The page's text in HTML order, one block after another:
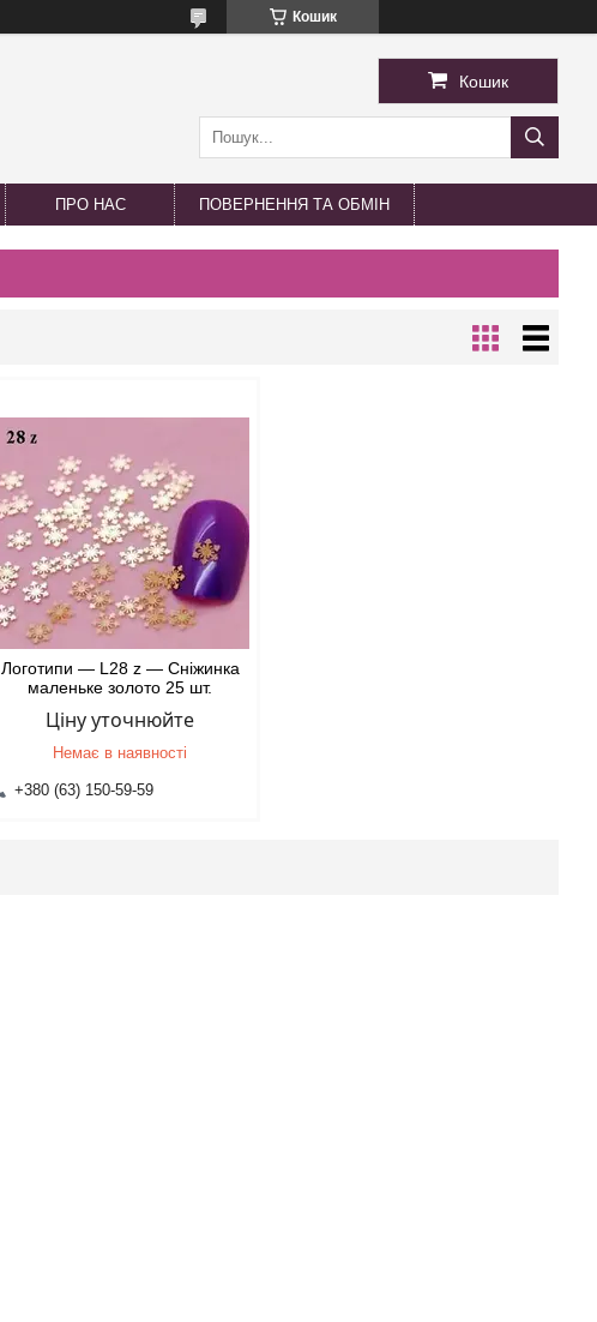
Кошик
Кошик
ПРО НАС ПОВЕРНЕННЯ ТА ОБМІН
Логотипи — L28 z — Сніжинка
маленьке золото 25 шт.
Ціну уточнюйте
Немає в наявності
+380 (63) 150-59-59